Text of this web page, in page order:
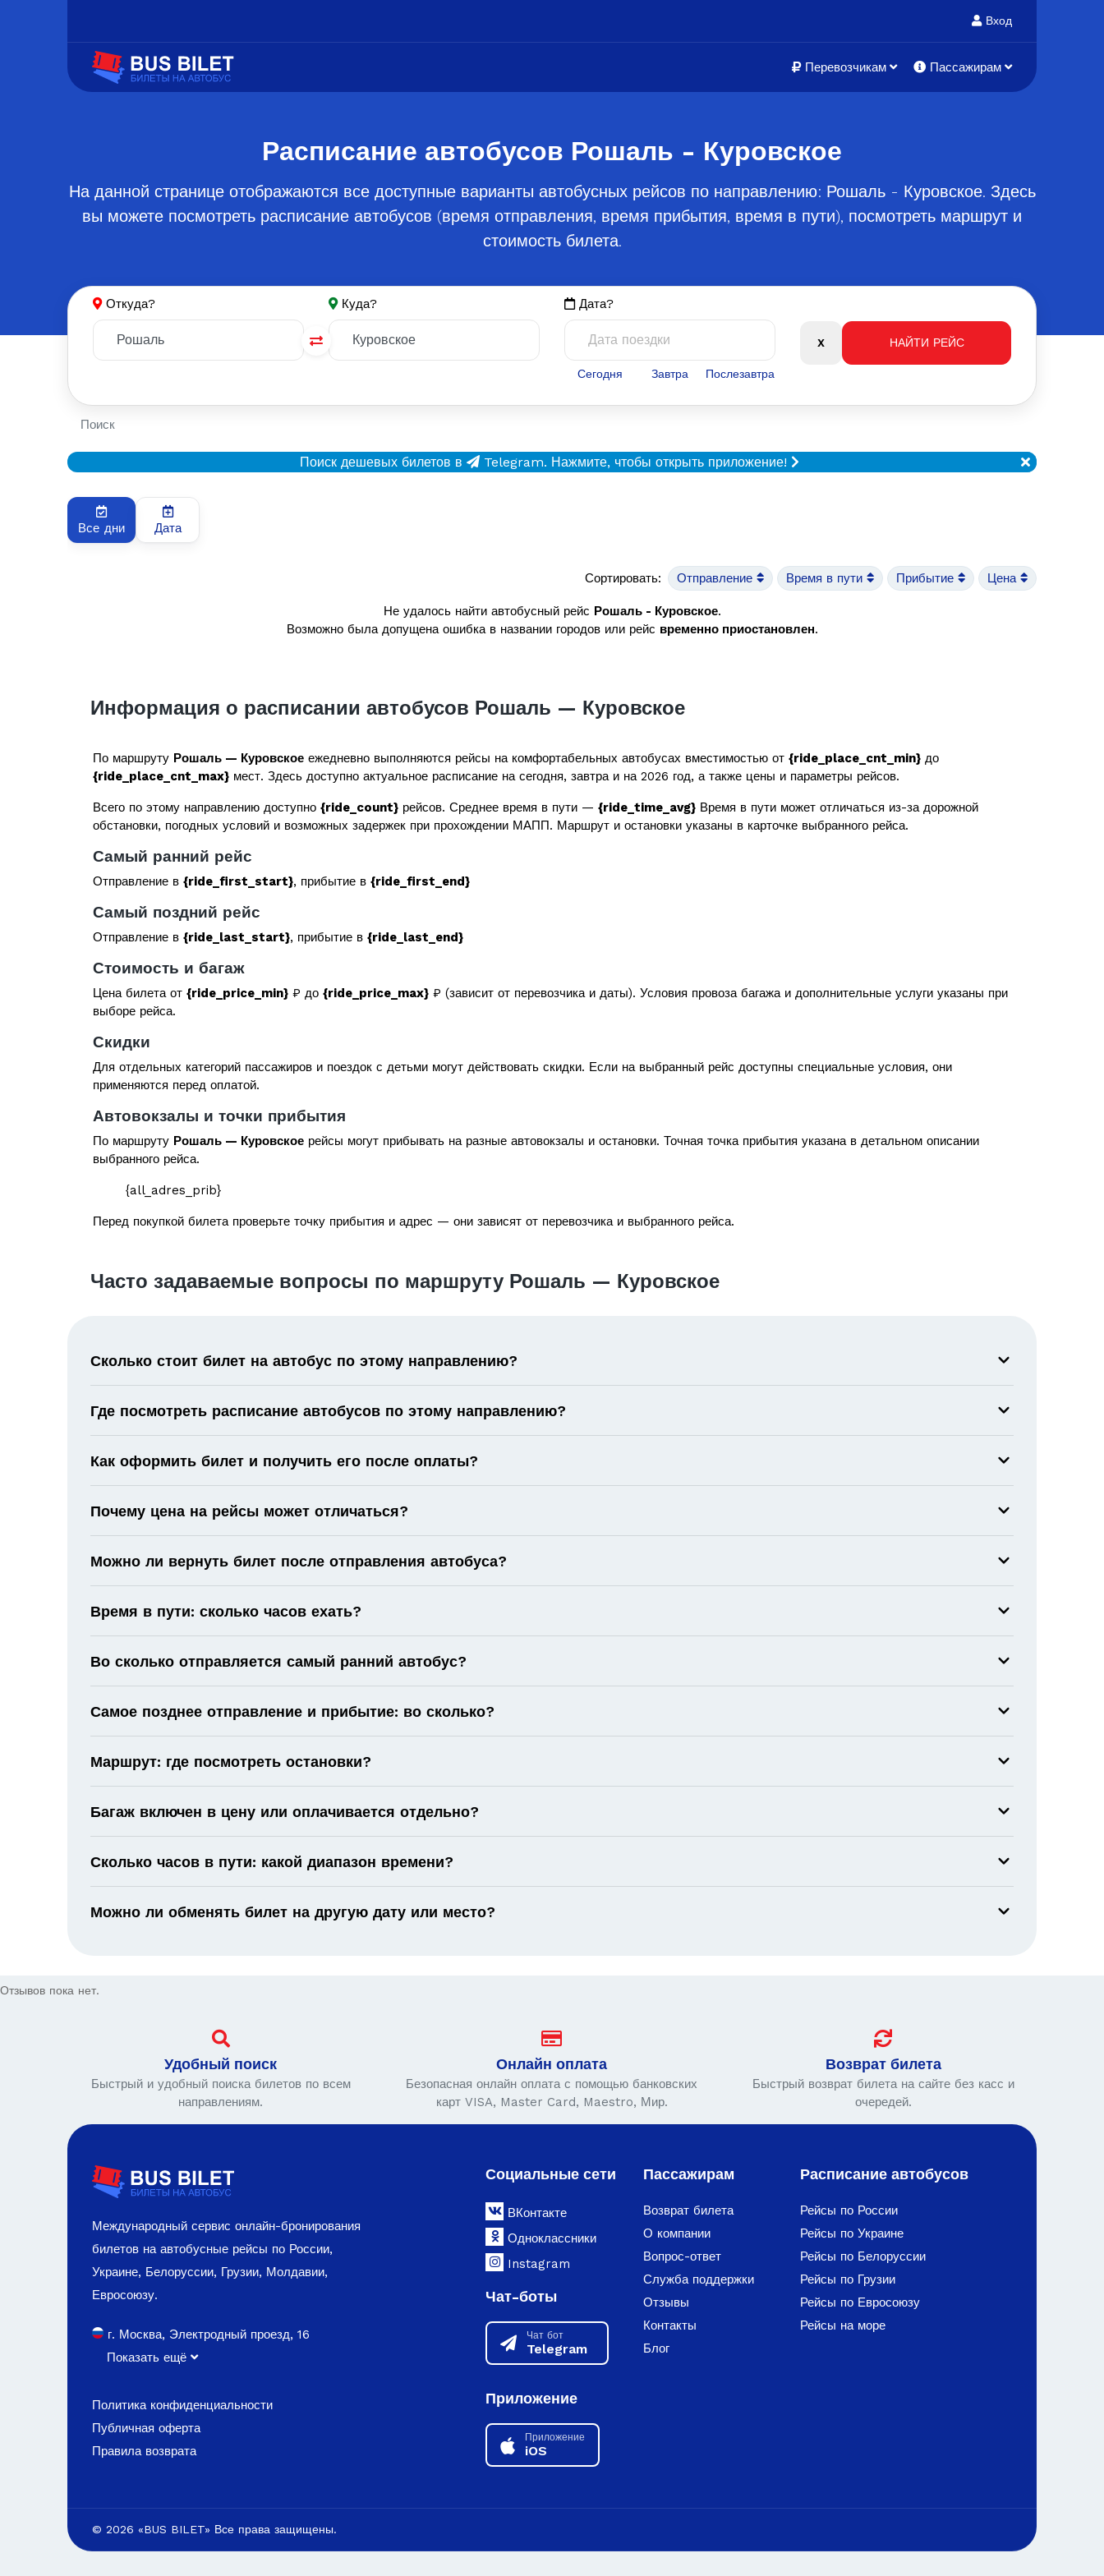
Вход
Перевозчикам Пассажирам
Расписание автобусов Рошаль - Куровское
На данной странице отображаются все доступные варианты автобусных рейсов по направлению: Рошаль - Куровское. Здесь
вы можете посмотреть расписание автобусов (время отправления, время прибытия, время в пути), посмотреть маршрут и
стоимость билета.
Откуда? Куда? Дата?
Сегодня Завтра Послезавтра
Поиск
Поиск дешевых билетов в Telegram. Нажмите, чтобы открыть приложение!
Все дни Дата
Сортировать: Отправление Время в пути Прибытие Цена
Не удалось найти автобусный рейс Рошаль - Куровское.
Возможно была допущена ошибка в названии городов или рейс временно приостановлен.
Информация о расписании автобусов Рошаль — Куровское
По маршруту Рошаль — Куровское ежедневно выполняются рейсы на комфортабельных автобусах вместимостью от {ride_place_cnt_min} до
{ride_place_cnt_max} мест. Здесь доступно актуальное расписание на сегодня, завтра и на 2026 год, а также цены и параметры рейсов.
Всего по этому направлению доступно {ride_count} рейсов. Среднее время в пути — {ride_time_avg} Время в пути может отличаться из-за дорожной
обстановки, погодных условий и возможных задержек при прохождении МАПП. Маршрут и остановки указаны в карточке выбранного рейса.
Самый ранний рейс
Отправление в {ride_first_start}, прибытие в {ride_first_end}
Самый поздний рейс
Отправление в {ride_last_start}, прибытие в {ride_last_end}
Стоимость и багаж
Цена билета от {ride_price_min} ₽ до {ride_price_max} ₽ (зависит от перевозчика и даты). Условия провоза багажа и дополнительные услуги указаны при
выборе рейса.
Скидки
Для отдельных категорий пассажиров и поездок с детьми могут действовать скидки. Если на выбранный рейс доступны специальные условия, они
применяются перед оплатой.
Автовокзалы и точки прибытия
По маршруту Рошаль — Куровское рейсы могут прибывать на разные автовокзалы и остановки. Точная точка прибытия указана в детальном описании
выбранного рейса.
{all_adres_prib}
Перед покупкой билета проверьте точку прибытия и адрес — они зависят от перевозчика и выбранного рейса.
Часто задаваемые вопросы по маршруту Рошаль — Куровское
Сколько стоит билет на автобус по этому направлению?
Где посмотреть расписание автобусов по этому направлению?
Как оформить билет и получить его после оплаты?
Почему цена на рейсы может отличаться?
Можно ли вернуть билет после отправления автобуса?
Время в пути: сколько часов ехать?
Во сколько отправляется самый ранний автобус?
Самое позднее отправление и прибытие: во сколько?
Маршрут: где посмотреть остановки?
Багаж включен в цену или оплачивается отдельно?
Сколько часов в пути: какой диапазон времени?
Можно ли обменять билет на другую дату или место?
Отзывов пока нет.
Удобный поиск
Быстрый и удобный поиска билетов по всем
направлениям.
Онлайн оплата
Безопасная онлайн оплата с помощью банковских
карт VISA, Master Card, Maestro, Мир.
Возврат билета
Быстрый возврат билета на сайте без касс и
очередей.
Международный сервис онлайн-бронирования
билетов на автобусные рейсы по России,
Украине, Белоруссии, Грузии, Молдавии,
Евросоюзу.
г. Москва, Электродный проезд, 16
Показать ещё
Политика конфиденциальности
Публичная оферта
Правила возврата
Социальные сети
ВКонтакте
Одноклассники
Instagram
Чат-боты
Чат бот
Telegram
Приложение
Приложение
iOS
Пассажирам
Возврат билета
О компании
Вопрос-ответ
Служба поддержки
Отзывы
Контакты
Блог
Расписание автобусов
Рейсы по России
Рейсы по Украине
Рейсы по Белоруссии
Рейсы по Грузии
Рейсы по Евросоюзу
Рейсы на море
© 2026 «BUS BILET» Все права защищены.